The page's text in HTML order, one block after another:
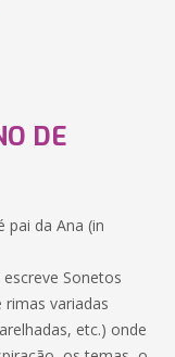
DE
pai da Ana (in
Sonetos
variadas
etc.) onde